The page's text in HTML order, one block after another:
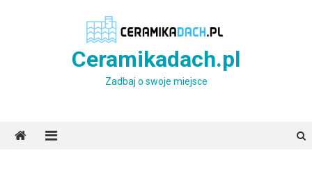
Ceramikadach.pl
Zadbaj o swoje miejsce